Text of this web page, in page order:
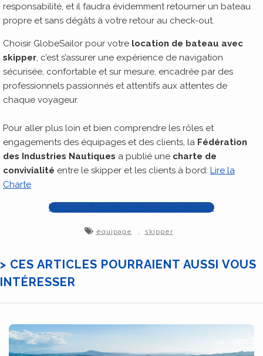
responsabilité, et il faudra évidemment retourner un bateau
propre et sans dégâts à votre retour au check-out.
Choisir GlobeSailor pour votre location de bateau avec
skipper, c’est s’assurer une expérience de navigation
sécurisée, confortable et sur mesure, encadrée par des
professionnels passionnés et attentifs aux attentes de
chaque voyageur.
Pour aller plus loin et bien comprendre les rôles et
engagements des équipages et des clients, la Fédération
des Industries Nautiques a publié une charte de
convivialité entre le skipper et les clients à bord: Lire la
Charte
Voir nos offres de bateaux avec skipper
équipage , skipper
> CES ARTICLES POURRAIENT AUSSI VOUS
INTÉRESSER